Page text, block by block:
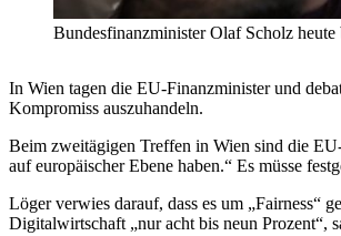
Bundesfinanzminister Olaf Scholz
In Wien tagen die EU-Finanzminister und
Kompromiss auszuhandeln.
Beim zweitägigen Treffen in Wien sind die
auf europäischer Ebene haben.“ Es müsse
Löger verwies darauf, dass es um „Fairness“
Digitalwirtschaft „nur acht bis neun Prozent“,